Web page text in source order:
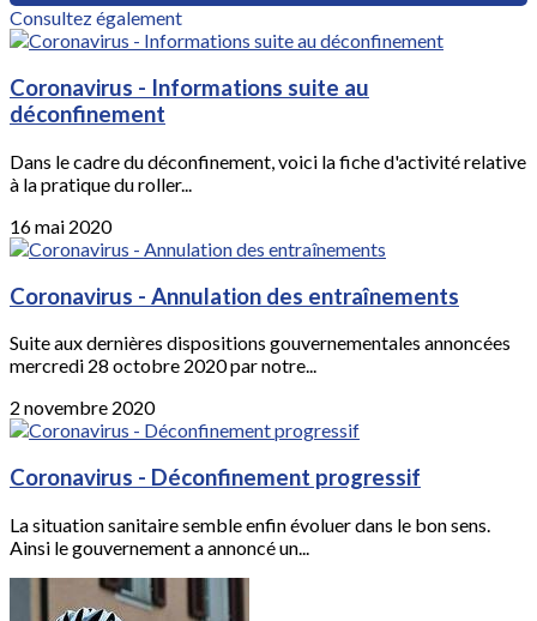
Consultez également
Coronavirus - Informations suite au
déconfinement
Dans le cadre du déconfinement, voici la fiche d'activité relative
à la pratique du roller...
16 mai 2020
Coronavirus - Annulation des entraînements
Suite aux dernières dispositions gouvernementales annoncées
mercredi 28 octobre 2020 par notre...
2 novembre 2020
Coronavirus - Déconfinement progressif
La situation sanitaire semble enfin évoluer dans le bon sens.
Ainsi le gouvernement a annoncé un...